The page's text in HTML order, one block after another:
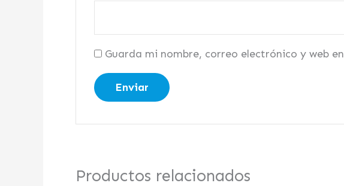
Guarda mi nombre, correo electrónico y web
Productos relacionados